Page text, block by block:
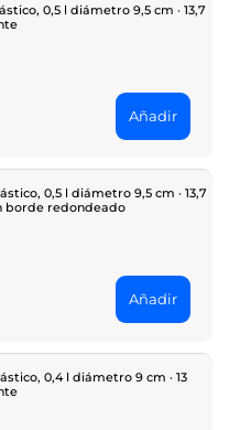
0,5 l diámetro 9,5 cm · 13,7
Añadir
0,5 l diámetro 9,5 cm · 13,7
borde redondeado
Añadir
0,4 l diámetro 9 cm · 13